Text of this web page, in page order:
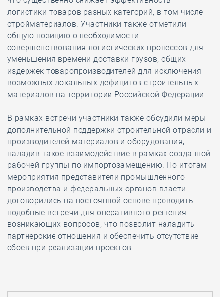
логистики товаров разных категорий, в том числе
стройматериалов. Участники также отметили
общую позицию о необходимости
совершенствования логистических процессов для
уменьшения времени доставки грузов, общих
издержек товаропроизводителей для исключения
возможных локальных дефицитов строительных
материалов на территории Российской Федерации.
В рамках встречи участники также обсудили меры
дополнительной поддержки строительной отрасли и
производителей материалов и оборудования,
наладив такое взаимодействие в рамках созданной
рабочей группы по импортозамещению. По итогам
мероприятия представители промышленного
производства и федеральных органов власти
договорились на постоянной основе проводить
подобные встречи для оперативного решения
возникающих вопросов, что позволит наладить
партнерские отношения и обеспечить отсутствие
сбоев при реализации проектов.